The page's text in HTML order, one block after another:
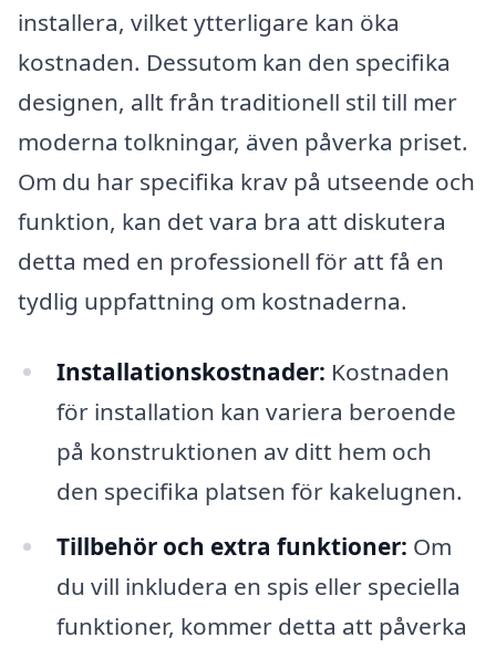
installera, vilket ytterligare kan öka
kostnaden. Dessutom kan den specifika
designen, allt från traditionell stil till mer
moderna tolkningar, även påverka priset.
Om du har specifika krav på utseende och
funktion, kan det vara bra att diskutera
detta med en professionell för att få en
tydlig uppfattning om kostnaderna.
Installationskostnader: Kostnaden
för installation kan variera beroende
på konstruktionen av ditt hem och
den specifika platsen för kakelugnen.
Tillbehör och extra funktioner: Om
du vill inkludera en spis eller speciella
funktioner, kommer detta att påverka